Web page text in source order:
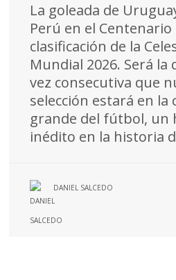
La goleada de
Perú en el Centenario
clasificación de la
Mundial 2026. Será la
vez consecutiva que
selección estará en la
grande del fútbol, un
inédito en la historia
DANIEL SALCEDO